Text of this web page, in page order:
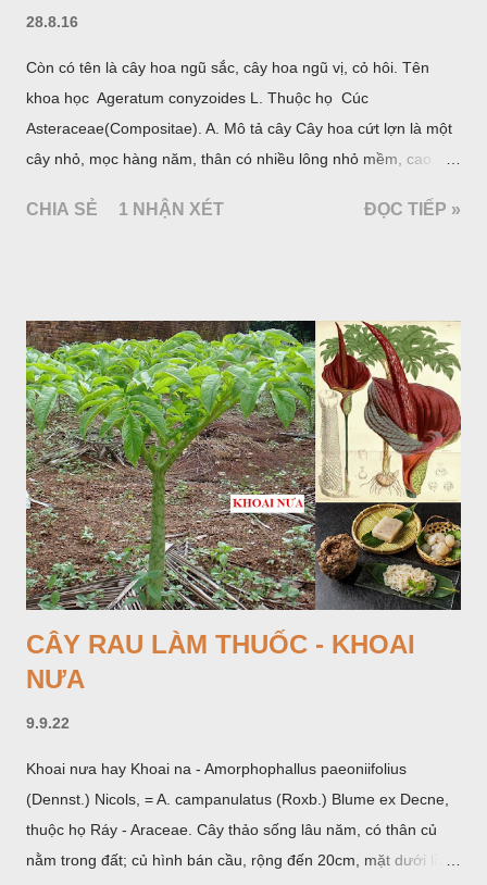
28.8.16
Còn có tên là cây hoa ngũ sắc, cây hoa ngũ vị, cỏ hôi. Tên
khoa học Ageratum conyzoides L. Thuộc họ Cúc
Asteraceae(Compositae). A. Mô tả cây Cây hoa cứt lợn là một
cây nhỏ, mọc hàng năm, thân có nhiều lông nhỏ mềm, cao
đối hình trứng hay 3 cạnh, dài 2-6cm, rộng 1-3cm, mép có
CHIA SẺ 1 NHẬN XÉT ĐỌC TIẾP »
CÂY RAU LÀM THUỐC - KHOAI
NƯA
9.9.22
Khoai nưa hay Khoai na - Amorphophallus paeoniifolius
(Dennst.) Nicols, = A. campanulatus (Roxb.) Blume ex Decne,
thuộc họ Ráy - Araceae. Cây thảo sống lâu năm, có thân củ
nằm trong đất; củ hình bán cầu, rộng đến 20cm, mặt dưới lồi